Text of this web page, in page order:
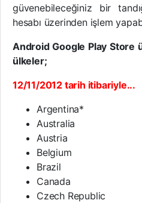
güvenebileceğiniz bir
hesabı üzerinden işlem
Android Google Play Store
ülkeler;
12/11/2012 tarih itibariyle...
Argentina*
Australia
Austria
Belgium
Brazil
Canada
Czech Republic